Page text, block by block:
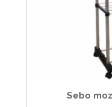
Sebo